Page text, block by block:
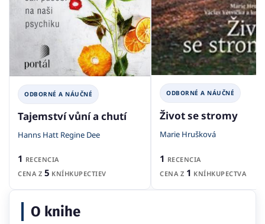
ODBORNÉ A NÁUČNÉ
Tajemství vůní a chutí
Hanns Hatt Regine Dee
1 RECENCIA
CENA Z 5 KNÍHKUPECTIEV
ODBORNÉ A NÁUČNÉ
Život se stromy
Marie Hrušková
1 RECENCIA
CENA Z 1 KNÍHKUPECTVA
O knihe